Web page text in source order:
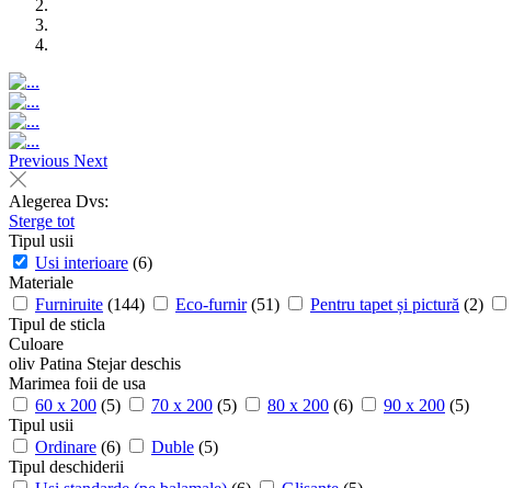
Previous Next
Alegerea Dvs:
Sterge tot
Tipul usii
Usi interioare (6)
Materiale
Furniruite (144) Eco-furnir (51) Pentru tapet și pictură (2)
Tipul de sticla
Culoare
oliv Patina Stejar deschis
Marimea foii de usa
60 x 200 (5) 70 x 200 (5) 80 x 200 (6) 90 x 200 (5)
Tipul usii
Ordinare (6) Duble (5)
Tipul deschiderii